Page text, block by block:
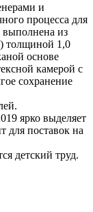
и
процесса для
выполнена из
толщиной 1,0
основе
камерой с
сохранение
ярко выделяет
для поставок на
детский труд.